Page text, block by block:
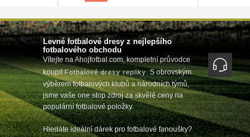
Levné fotbalové dresy z nejlepšího
fotbalového obchodu
Vítejte na Ahojfotbal.com, kompletní průvodce
koupitFotbalové dresy repliky. S obrovským
výběrem fotbalových klubů a národních týmů,
jsme vaše one stop zdroj za skvělé ceny na
populární fotbalové položky.
Hledáte ideální dárek pro fotbalové fanoušky?